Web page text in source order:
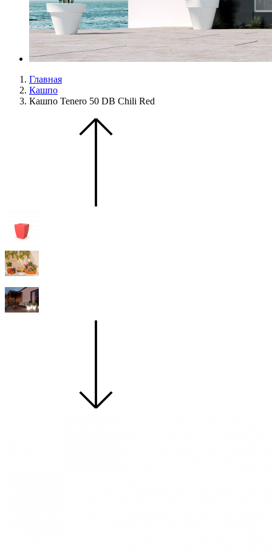
Главная
Кашпо
Кашпо Tenero 50 DB Chili Red